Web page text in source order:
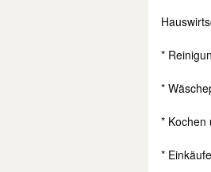
*
*
* Kochen
*